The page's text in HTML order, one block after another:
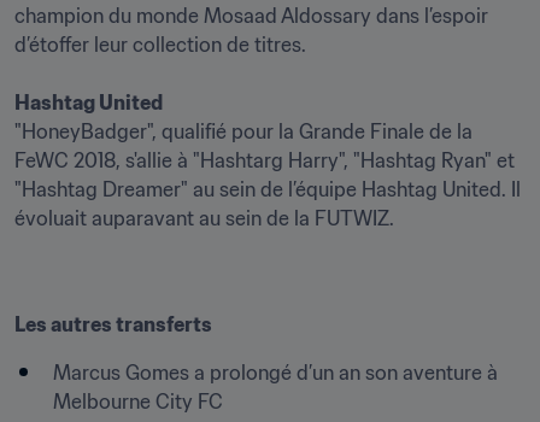
champion du monde Mosaad Aldossary dans l’espoir
Hashtag United
"HoneyBadger", qualifié pour la Grande Finale de la
FeWC 2018, s'allie à "Hashtarg Harry", "Hashtag Ryan" et
"Hashtag Dreamer" au sein de l’équipe Hashtag United. Il
évoluait auparavant au sein de la FUTWIZ.
Les autres transferts
Marcus Gomes a prolongé d’un an son aventure à
Melbourne City FC